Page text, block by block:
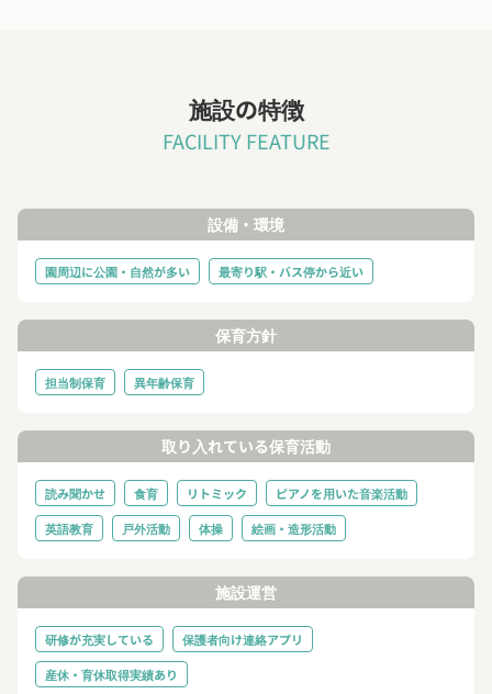
施設の特徴
FACILITY FEATURE
設備・環境
園周辺に公園・自然が多い 最寄り駅・バス停から近い
保育方針
担当制保育 異年齢保育
取り入れている保育活動
読み聞かせ 食育 リトミック
ピアノを用いた音楽活動
英語教育
戸外活動 体操 絵画・造形活動
施設運営
研修が充実している
保護者向け連絡アプリ
産休・育休取得実績あり